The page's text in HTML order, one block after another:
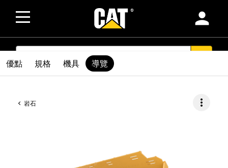
person
SEARCH
岩石 more_vert
優點 規格 機具 導覽